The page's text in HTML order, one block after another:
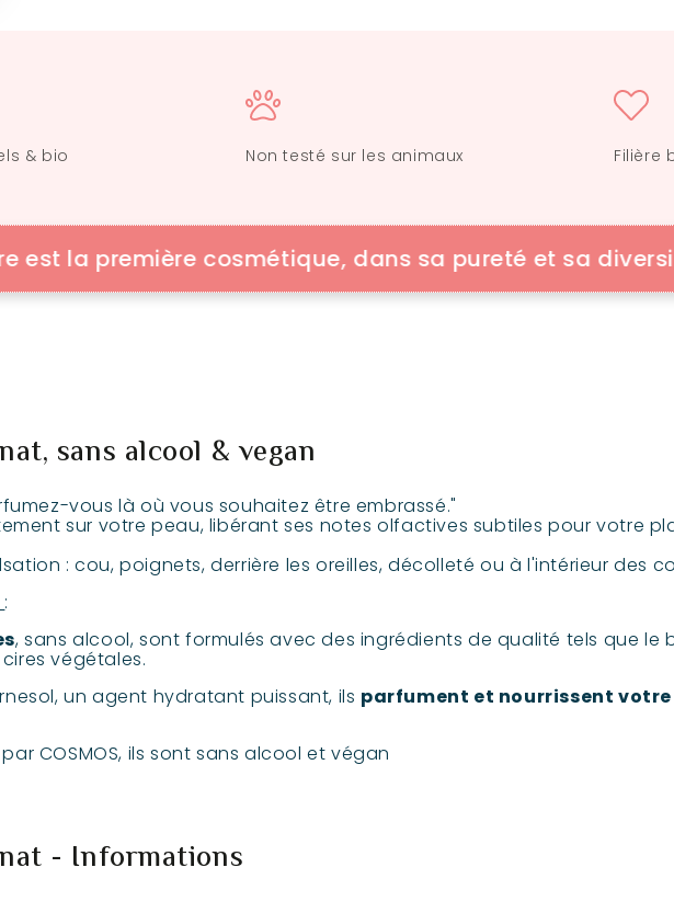
& bio Non testé sur les animaux Filière
première cosmétique, dans sa pureté et sa diversité,
sans alcool & vegan
vous là où vous souhaitez être embrassé."
sur votre peau, libérant ses notes olfactives subtiles pour votre
: cou, poignets, derrière les oreilles, décolleté ou à l'intérieur des
:
, sans alcool, sont formulés avec des ingrédients de qualité tels que le
végétales.
un agent hydratant puissant, ils parfument et nourrissent votre
COSMOS, ils sont sans alcool et végan
- Informations